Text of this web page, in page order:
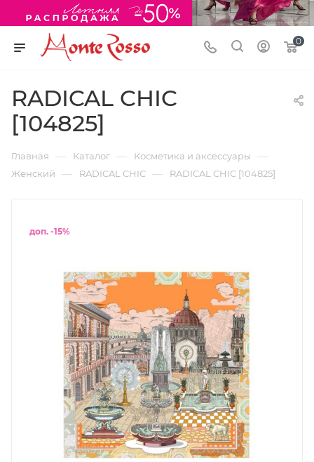
0
RADICAL CHIC
[104825]
Главная — Каталог — Косметика и аксессуары —
Женский — RADICAL CHIC — RADICAL CHIC [104825]
доп. -15%